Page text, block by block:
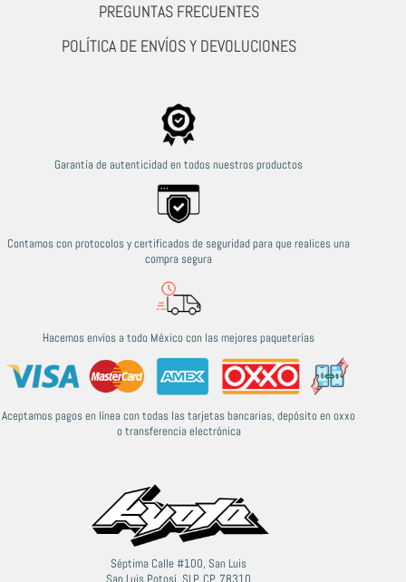
PREGUNTAS FRECUENTES
POLÍTICA DE ENVÍOS Y DEVOLUCIONES
Garantía de autenticidad en todos nuestros productos
Contamos con protocolos y certificados de seguridad para que realices una
compra segura
Hacemos envíos a todo México con las mejores paqueterías
Aceptamos pagos en línea con todas las tarjetas bancarias, depósito en oxxo
o transferencia electrónica
Séptima Calle #100, San Luis